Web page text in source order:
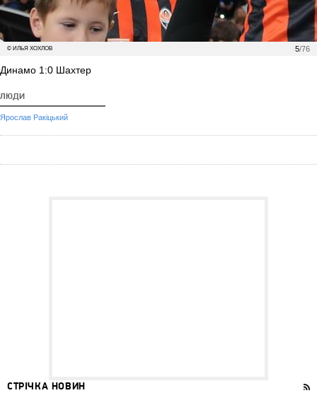
5/76
© ИЛЬЯ ХОХЛОВ
Динамо 1:0 Шахтер
ЛЮДИ
Ярослав Ракіцький
СТРІЧКА НОВИН